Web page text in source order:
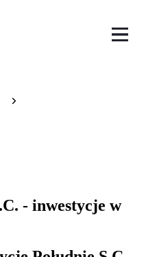
- inwestycje w